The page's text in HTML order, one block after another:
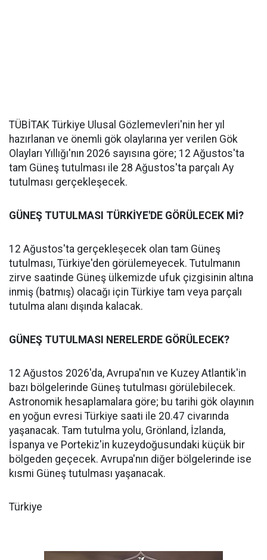
TÜBİTAK Türkiye Ulusal Gözlemevleri'nin her yıl
hazırlanan ve önemli gök olaylarına yer verilen Gök
Olayları Yıllığı'nın 2026 sayısına göre; 12 Ağustos'ta
tam Güneş tutulması ile 28 Ağustos'ta parçalı Ay
tutulması gerçekleşecek.
GÜNEŞ TUTULMASI TÜRKİYE'DE GÖRÜLECEK Mİ?
12 Ağustos'ta gerçekleşecek olan tam Güneş
tutulması, Türkiye'den görülemeyecek. Tutulmanın
zirve saatinde Güneş ülkemizde ufuk çizgisinin altına
inmiş (batmış) olacağı için Türkiye tam veya parçalı
tutulma alanı dışında kalacak.
GÜNEŞ TUTULMASI NERELERDE GÖRÜLECEK?
12 Ağustos 2026'da, Avrupa'nın ve Kuzey Atlantik'in
bazı bölgelerinde Güneş tutulması görülebilecek.
Astronomik hesaplamalara göre; bu tarihi gök olayının
en yoğun evresi Türkiye saati ile 20.47 civarında
yaşanacak. Tam tutulma yolu, Grönland, İzlanda,
İspanya ve Portekiz'in kuzeydoğusundaki küçük bir
bölgeden geçecek. Avrupa'nın diğer bölgelerinde ise
kısmi Güneş tutulması yaşanacak.
Türkiye